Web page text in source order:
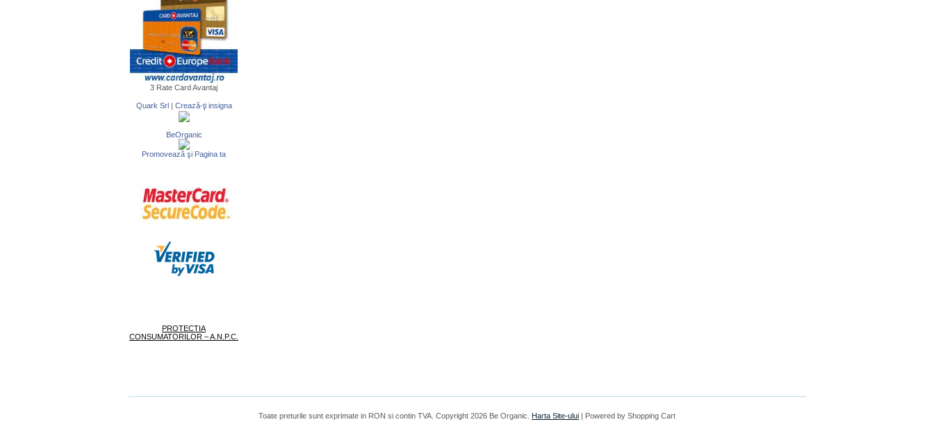
3 Rate Card Avantaj
Quark Srl| Crează-ţi insigna
BeOrganic
Promovează şi Pagina ta
PROTECTIA
CONSUMATORILOR – A.N.P.C.
Toate preturile sunt exprimate in RON si contin TVA. Copyright 2026 Be Organic. Harta Site-ului | Powered by Shopping Cart